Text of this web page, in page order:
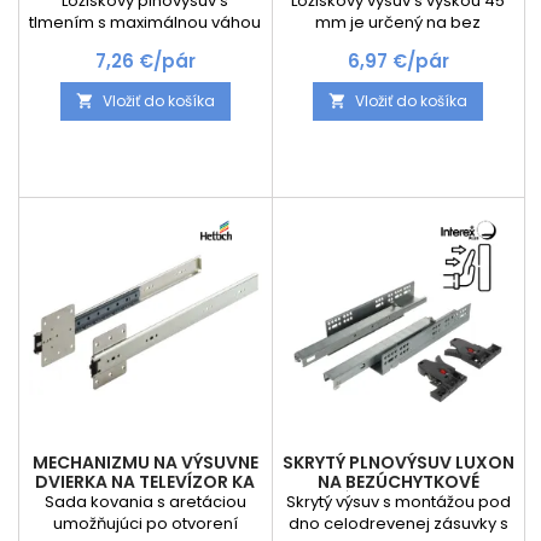
tlmením s maximálnou váhou
jednoduchá vďaka
podperám na výsuve stačí
šuflík položiť na výsuv a zo
dovieranie zásuvky.
Cena
7,26 €/pár
 Vložiť do košíka
mm je určený na bez
pomocou stlačenia .
Maximálne váhové zaťaženie
35 kg. Jedná sa o plnovýsuv
Cena
6,97 €/pár
 Vložiť do košíka
MECHANIZMU NA VÝSUVNE
DVIERKA NA TELEVÍZOR KA
5740
Sada kovania s aretáciou
umožňujúci po otvorení
SKRYTÝ PLNOVÝSUV LUXON
NA BEZÚCHYTKOVÉ
OTVÁRANIE PUSH A 2D
ÚCHYTMI / 35KG
Skrytý výsuv s montážou pod
dno celodrevenej zásuvky s